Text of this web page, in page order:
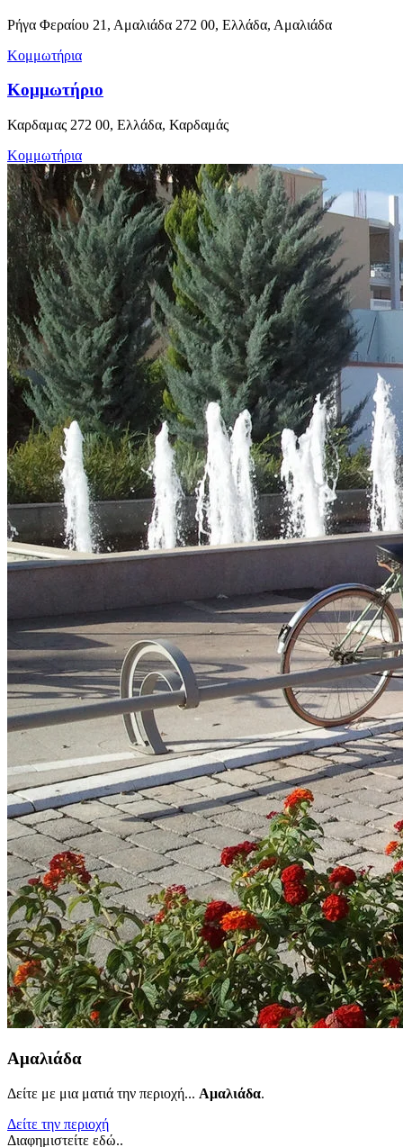
Ρήγα Φεραίου 21, Αμαλιάδα 272 00, Ελλάδα, Αμαλιάδα
Κομμωτήρια
Κομμωτήριο
Καρδαμας 272 00, Ελλάδα, Καρδαμάς
Κομμωτήρια
Αμαλιάδα
Δείτε με μια ματιά την περιοχή... Αμαλιάδα.
Δείτε την περιοχή
Διαφημιστείτε εδώ..